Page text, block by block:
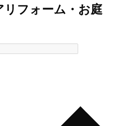
フォーム・お庭